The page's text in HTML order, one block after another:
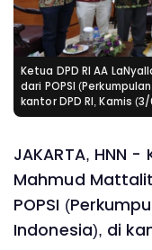
Ketua DPD RI AA
dari POPSI
kantor DPD RI, Kamis
JAKARTA, HNN -
Mahmud
POPSI
Indonesia), di